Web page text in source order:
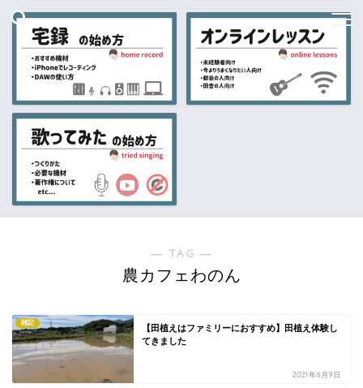
― TAG ―
農カフェわのん
雑記
【田植えはファミリーにおすすめ】田植え体験し
てきました
2021年6月9日